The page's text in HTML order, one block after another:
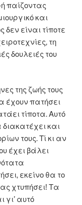
παίζοντας
και
δεν είναι τίποτε
τη
δουλειές του
της ζωής τους
έχουν πατήσει
τίποτα. Αυτό
και
τους. Τί κι αν
έχει βάλει
εκείνο θα το
χτυπήσει! Τα
γι’ αυτό